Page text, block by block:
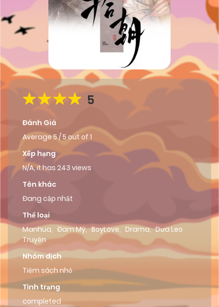
5
Đánh Giá
Average5/5 out of 1
Xếp hạng
N/A, it has 243 views
Tên khác
Đang cập nhật
Thể loại
Manhua, Đam Mỹ, BoyLove, Drama, Dưa Leo
Truyện
Nhóm dịch
Tiệm sách nhỏ
Tình trạng
completed